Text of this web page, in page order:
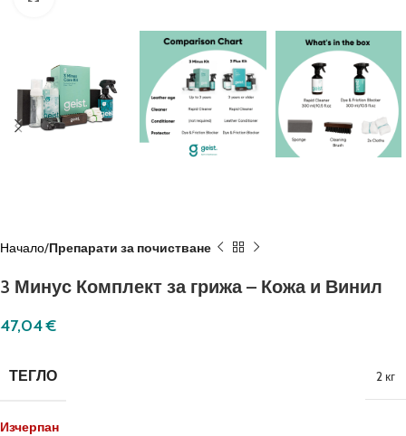
Начало Препарати за почистване
3 Минус Комплект за грижа – Кожа и Винил
47,04€
ТЕГЛО 2 кг
Изчерпан